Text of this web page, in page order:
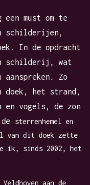
must om te
schilderijen,
In de opdracht
schilderij, wat
Zo
doek, het strand,
en vogels, de zon
sterrenhemel en
van dit doek zette
ik, sinds 2002, het
aan de